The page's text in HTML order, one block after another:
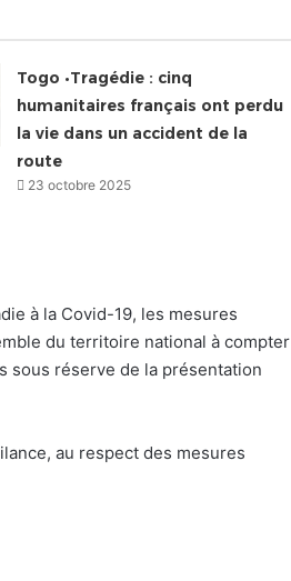
Togo •Tragédie : cinq
humanitaires français ont perdu
la vie dans un accident de la
route
23 octobre 2025
à la Covid-19, les mesures
du territoire national à compter
sous réserve de la présentation
au respect des mesures